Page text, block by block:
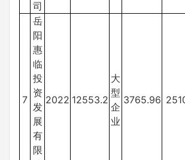
司
7
岳
阳
惠
临
投
资
发
展
有
限
2022 12553.2
大
型
企
业
3765.96